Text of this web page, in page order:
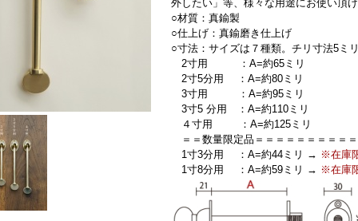
外したい」等、様々な用途にお使い頂け
○材質：真鍮製
○仕上げ：真鍮磨き仕上げ
○寸法：サイズは７種類。 チリ寸法5ミ
2寸用 ：A=約65ミリ
2寸5分用 ：A=約80ミリ
3寸用 ：A=約95ミリ
3寸5 分用 ：A=約110ミリ
４寸用 ：A=約125ミリ
＝＝数量限定品＝＝＝＝＝＝＝＝＝＝
1寸3分用 ：A=約44ミリ → ※在庫
1寸8分用 ：A=約59ミリ → ※在庫